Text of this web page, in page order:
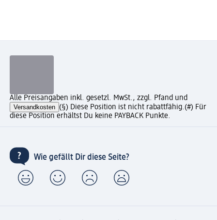
Alle Preisangaben inkl. gesetzl. MwSt., zzgl. Pfand und
Versandkosten (§) Diese Position ist nicht rabattfähig.(#) Für
diese Position erhältst Du keine PAYBACK Punkte.
Wie gefällt Dir diese Seite?